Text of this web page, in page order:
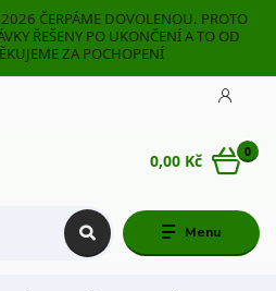
ČERPÁME DOVOLENOU. PROTO
ŘEŠENY PO UKONČENÍ A TO OD
ZA POCHOPENÍ
Menu
0
0,00 Kč